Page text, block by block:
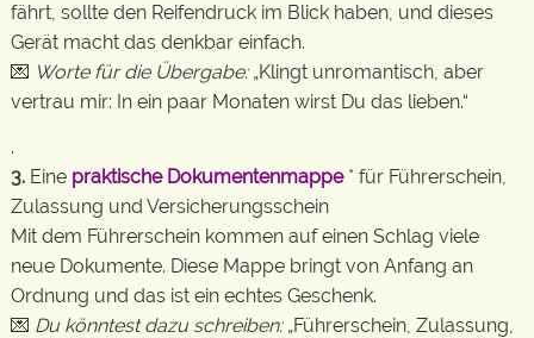
fährt, sollte den Reifendruck im Blick haben, und dieses
Gerät macht das denkbar einfach.
💌 Worte für die Übergabe:„Klingt unromantisch, aber
vertrau mir: In ein paar Monaten wirst Du das lieben.“
.
3. Eine praktische Dokumentenmappe* für Führerschein,
Zulassung und Versicherungsschein
Mit dem Führerschein kommen auf einen Schlag viele
neue Dokumente. Diese Mappe bringt von Anfang an
Ordnung und das ist ein echtes Geschenk.
💌 Du könntest dazu schreiben:„Führerschein, Zulassung,